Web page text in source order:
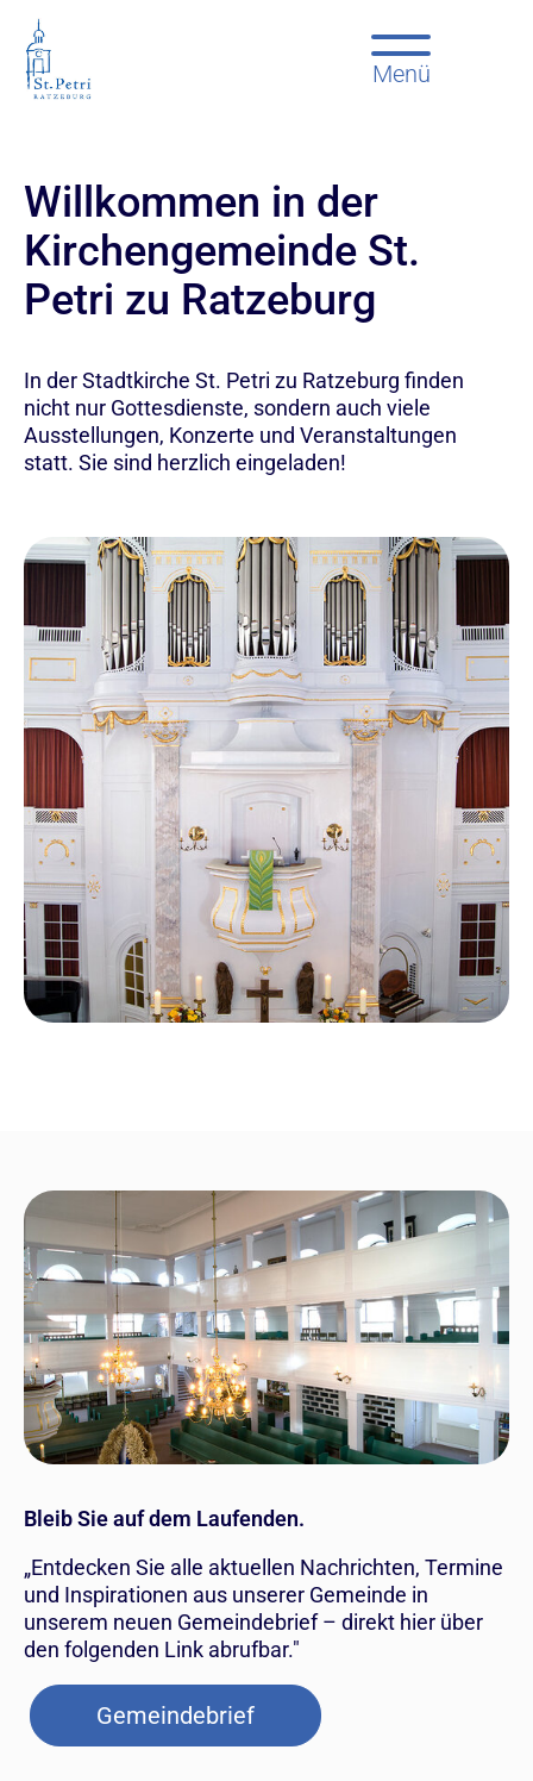
Menü
Willkommen in der
Kirchengemeinde St.
Petri zu Ratzeburg
In der Stadtkirche St. Petri zu Ratzeburg finden
nicht nur Gottesdienste, sondern auch viele
Ausstellungen, Konzerte und Veranstaltungen
statt. Sie sind herzlich eingeladen!
Bleib Sie auf dem Laufenden.
„Entdecken Sie alle aktuellen Nachrichten, Termine
und Inspirationen aus unserer Gemeinde in
unserem neuen Gemeindebrief – direkt hier über
den folgenden Link abrufbar."
Gemeindebrief